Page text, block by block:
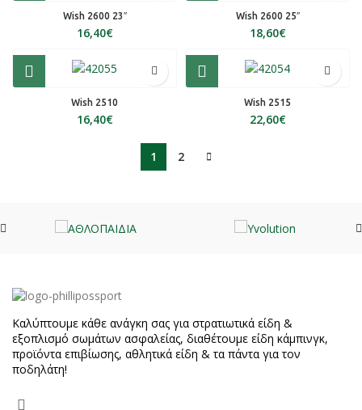
Wish 2600 23″
€
Wish 2600 25″
€
Wish 2510
€
Wish 2515
€
1 2
Καλύπτουμε κάθε ανάγκη σας για στρατιωτικά είδη &
εξοπλισμό σωμάτων ασφαλείας, διαθέτουμε είδη κάμπινγκ,
προϊόντα επιβίωσης, αθλητικά είδη & τα πάντα για τον
ποδηλάτη!